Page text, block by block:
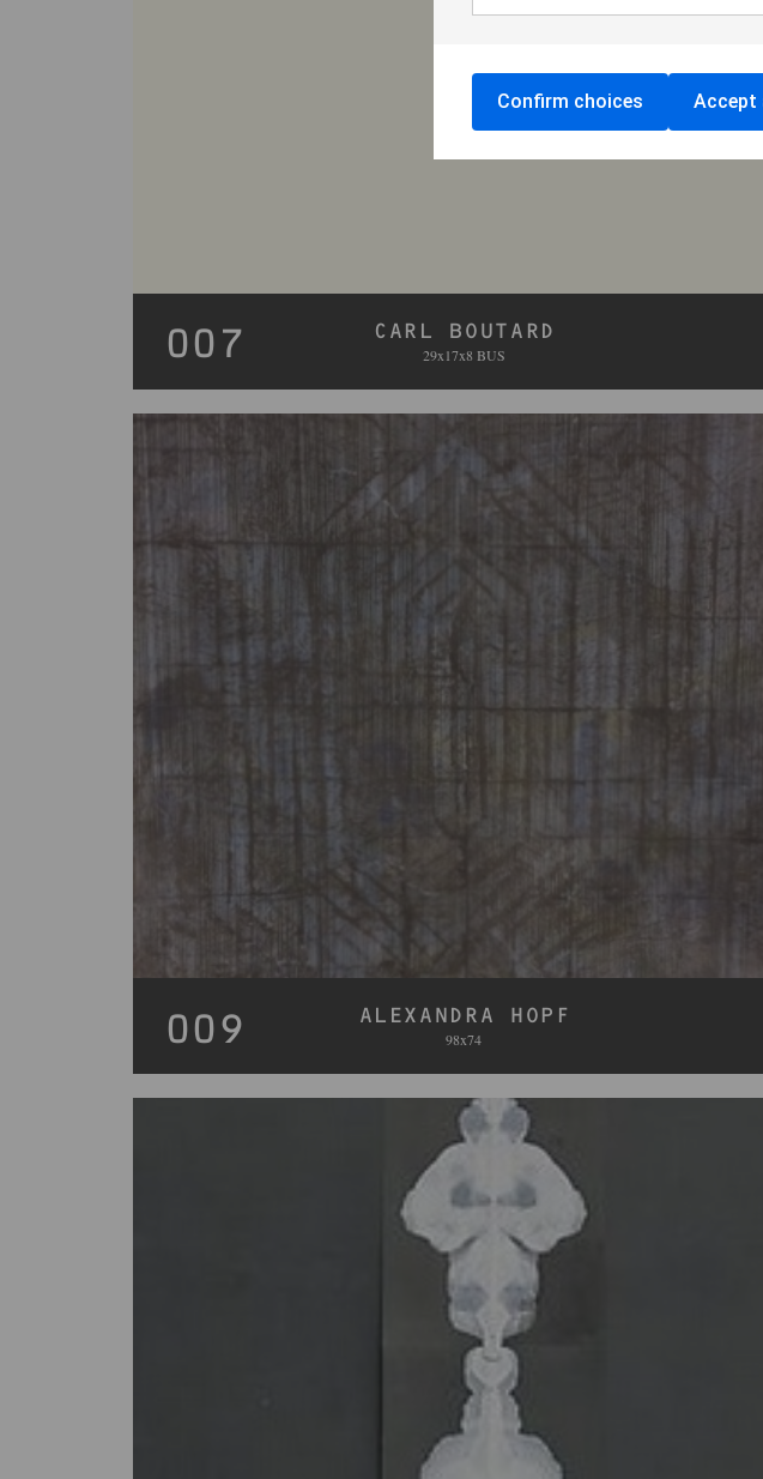
007 CARL BOUTARD
29x17x8 BUS
009 ALEXANDRA HOPF
98x74
Confirm choices Accept